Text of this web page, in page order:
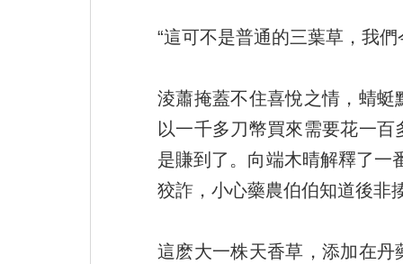
“這可不是普通的三葉草，我
淩蕭掩蓋不住喜悅之情，蜻
以一千多刀幣買來需要花一
是賺到了。向端木晴解釋了一
狡詐，小心藥農伯伯知道後非
這麽大一株天香草，添加在